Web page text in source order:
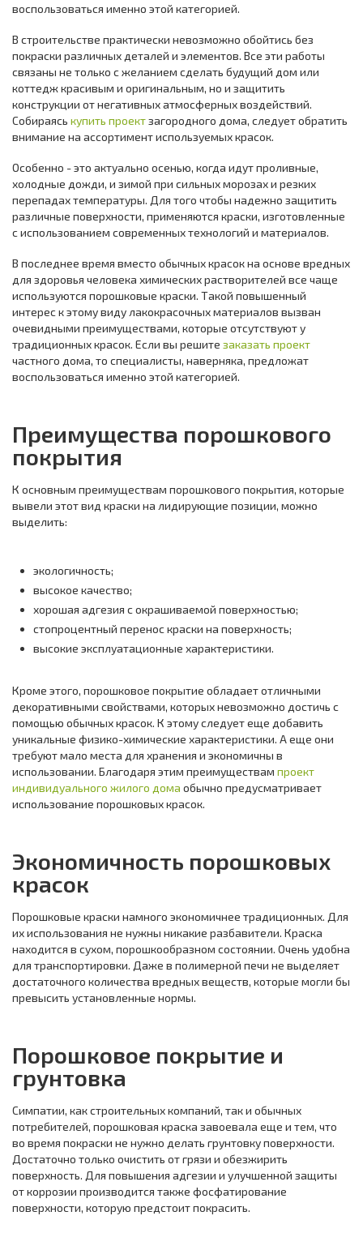
воспользоваться именно этой категорией.
В строительстве практически невозможно обойтись без
покраски различных деталей и элементов. Все эти работы
связаны не только с желанием сделать будущий дом или
коттедж красивым и оригинальным, но и защитить
конструкции от негативных атмосферных воздействий.
Собираясь купить проектзагородного дома, следует обратить
внимание на ассортимент используемых красок.
Особенно - это актуально осенью, когда идут проливные,
холодные дожди, и зимой при сильных морозах и резких
перепадах температуры. Для того чтобы надежно защитить
различные поверхности, применяются краски, изготовленные
с использованием современных технологий и материалов.
В последнее время вместо обычных красок на основе вредных
для здоровья человека химических растворителей все чаще
используются порошковые краски. Такой повышенный
интерес к этому виду лакокрасочных материалов вызван
очевидными преимуществами, которые отсутствуют у
традиционных красок. Если вы решите заказать проект
частного дома, то специалисты, наверняка, предложат
воспользоваться именно этой категорией.
Преимущества порошкового
покрытия
К основным преимуществам порошкового покрытия, которые
вывели этот вид краски на лидирующие позиции, можно
выделить:
экологичность;
высокое качество;
хорошая адгезия с окрашиваемой поверхностью;
стопроцентный перенос краски на поверхность;
высокие эксплуатационные характеристики.
Кроме этого, порошковое покрытие обладает отличными
декоративными свойствами, которых невозможно достичь с
помощью обычных красок. К этому следует еще добавить
уникальные физико-химические характеристики. А еще они
требуют мало места для хранения и экономичны в
использовании. Благодаря этим преимуществам проект
индивидуального жилого дома обычно предусматривает
использование порошковых красок.
Экономичность порошковых
красок
Порошковые краски намного экономичнее традиционных. Для
их использования не нужны никакие разбавители. Краска
находится в сухом, порошкообразном состоянии. Очень удобна
для транспортировки. Даже в полимерной печи не выделяет
достаточного количества вредных веществ, которые могли бы
превысить установленные нормы.
Порошковое покрытие и
грунтовка
Симпатии, как строительных компаний, так и обычных
потребителей, порошковая краска завоевала еще и тем, что
во время покраски не нужно делать грунтовку поверхности.
Достаточно только очистить от грязи и обезжирить
поверхность. Для повышения адгезии и улучшенной защиты
от коррозии производится также фосфатирование
поверхности, которую предстоит покрасить.